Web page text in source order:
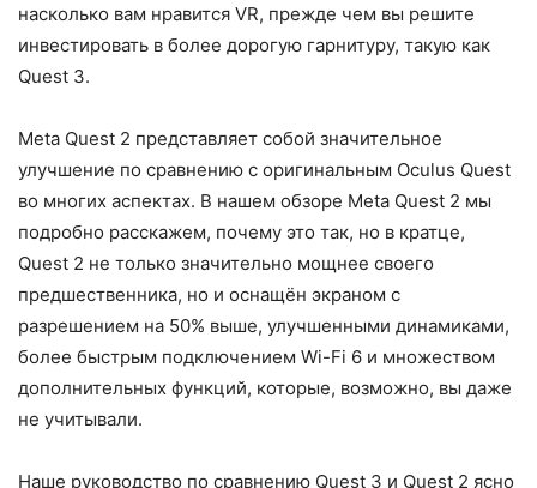
насколько вам нравится VR, прежде чем вы решите
инвестировать в более дорогую гарнитуру, такую как
Quest 3.
Meta Quest 2 представляет собой значительное
улучшение по сравнению с оригинальным Oculus Quest
во многих аспектах. В нашем обзоре Meta Quest 2 мы
подробно расскажем, почему это так, но в кратце,
Quest 2 не только значительно мощнее своего
предшественника, но и оснащён экраном с
разрешением на 50% выше, улучшенными динамиками,
более быстрым подключением Wi-Fi 6 и множеством
дополнительных функций, которые, возможно, вы даже
не учитывали.
Наше руководство по сравнению Quest 3 и Quest 2 ясно